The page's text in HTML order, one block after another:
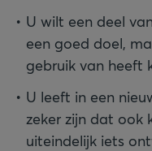
U wilt een deel
een goed doel,
gebruik van heeft
U leeft in een
zeker zijn dat ook
uiteindelijk iets